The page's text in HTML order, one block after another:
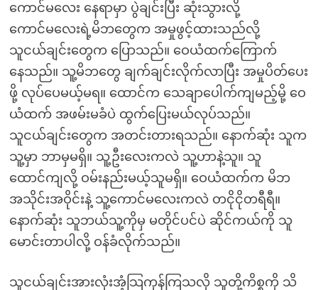
ကောင်မလေး နေရာမှာ ပွဲချင်းပြီး ဆုံးသွားလို့
ကောင်မလေးရဲ့မိဘတွေက အမှုဖွင့်ထားသည်လို့
သူငယ်ချင်းတွေက ပြောသည်။ ဝေယံထက်ကြောက်
နေသည်။ သူ့မိဘတွေ ချက်ချင်းလိုက်လာပြီး အမှုပိတ်ပေး
ဖို့ လုပ်ပေမယ့်မရ။ ထောင်က သေချာပေါက်ကျမည့်မို့ ဝေ
ယံထက် အဖမ်းမခံပဲ ထွက်ပြေးမယ်လုပ်သည်။
သူငယ်ချင်းတွေက အတင်းတားရသည်။ နောက်ဆုံး သူက
သူ့မှာ ဘာမှမရှိ။ သူ့ဦးလေးကလဲ သူ့ဟာနဲ့သူ။ သူ
ထောင်ကျလို့ ဝမ်းနည်းမယ့်သူမရှိ။ ဝေယံထက်က မိဘ
အသိုင်းအဝိုင်းနဲ့ သူ့ကောင်မလေးကလဲ တငိုငိုတရီရီ။
နောက်ဆုံး သူဘယ်သူ့ကိုမှ မတိုင်ပင်ပဲ ဆိုင်ကယ်ကို သူ
မောင်းတာပါလို့ ဝန်ခံလိုက်သည်။
သူငယ်ချင်းအားလုံးအံ့သြကုန်ကြသလို သူတို့ကိစ္စကို သိ